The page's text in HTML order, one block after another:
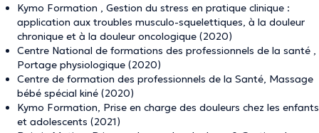
Kymo Formation , Gestion du stress en pratique clinique :
application aux troubles musculo-squelettiques, à la douleur
chronique et à la douleur oncologique (2020)
Centre National de formations des professionnels de la santé ,
Portage physiologique (2020)
Centre de formation des professionnels de la Santé, Massage
bébé spécial kiné (2020)
Kymo Formation, Prise en charge des douleurs chez les enfants
et adolescents (2021)